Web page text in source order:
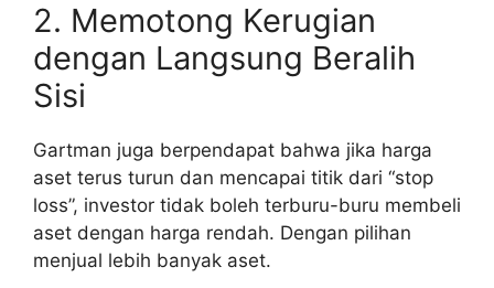
2. Memotong Kerugian
dengan Langsung Beralih
Sisi
Gartman juga berpendapat bahwa jika harga
aset terus turun dan mencapai titik dari “stop
loss”, investor tidak boleh terburu-buru membeli
aset dengan harga rendah. Dengan pilihan
menjual lebih banyak aset.